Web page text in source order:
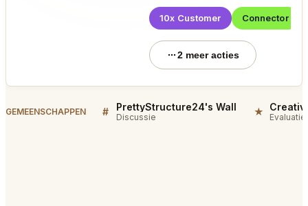
10x Customer Connector
2 meer acties
GEMEENSCHAPPEN # PrettyStructure24's Wall
Discussie ★